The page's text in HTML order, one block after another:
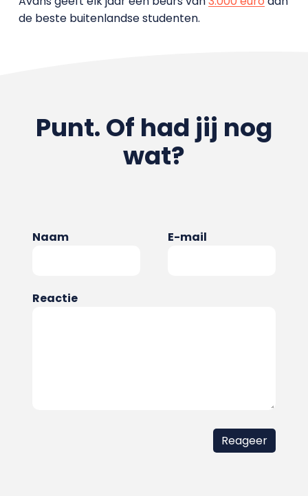
de beste buitenlandse studenten.
Punt. Of had jij nog
wat?
Naam E-mail
Reactie